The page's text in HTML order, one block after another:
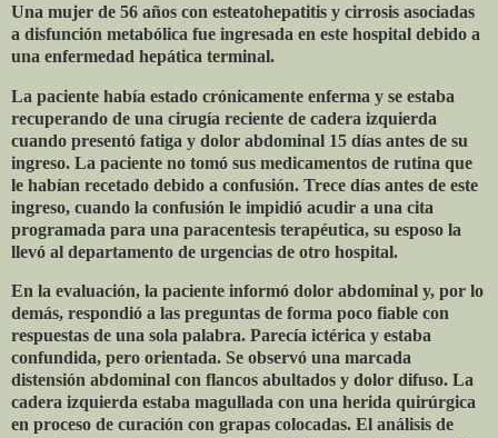
Una mujer de 56 años con esteatohepatitis y cirrosis asociadas
a disfunción metabólica fue ingresada en este hospital debido a
una enfermedad hepática terminal.
La paciente había estado crónicamente enferma y se estaba
recuperando de una cirugía reciente de cadera izquierda
cuando presentó fatiga y dolor abdominal 15 días antes de su
ingreso. La paciente no tomó sus medicamentos de rutina que
le habían recetado debido a confusión. Trece días antes de este
ingreso, cuando la confusión le impidió acudir a una cita
programada para una paracentesis terapéutica, su esposo la
llevó al departamento de urgencias de otro hospital.
En la evaluación, la paciente informó dolor abdominal y, por lo
demás, respondió a las preguntas de forma poco fiable con
respuestas de una sola palabra. Parecía ictérica y estaba
confundida, pero orientada. Se observó una marcada
distensión abdominal con flancos abultados y dolor difuso. La
cadera izquierda estaba magullada con una herida quirúrgica
en proceso de curación con grapas colocadas. El análisis de